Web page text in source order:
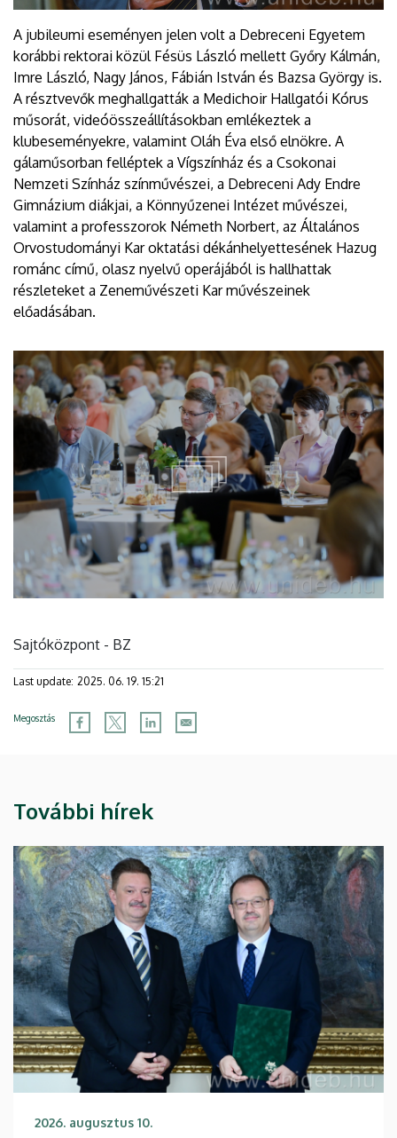
A jubileumi eseményen jelen volt a Debreceni Egyetem
korábbi rektorai közül Fésüs László mellett Győry Kálmán,
Imre László, Nagy János, Fábián István és Bazsa György is.
A résztvevők meghallgatták a Medichoir Hallgatói Kórus
műsorát, videóösszeállításokban emlékeztek a
klubeseményekre, valamint Oláh Éva első elnökre. A
gálaműsorban felléptek a Vígszínház és a Csokonai
Nemzeti Színház színművészei, a Debreceni Ady Endre
Gimnázium diákjai, a Könnyűzenei Intézet művészei,
valamint a professzorok Németh Norbert, az Általános
Orvostudományi Kar oktatási dékánhelyettesének Hazug
románc című, olasz nyelvű operájából is hallhattak
részleteket a Zeneművészeti Kar művészeinek
előadásában.
Sajtóközpont - BZ
Last update: 2025. 06. 19. 15:21
Megosztás
További hírek
2026. augusztus 10.